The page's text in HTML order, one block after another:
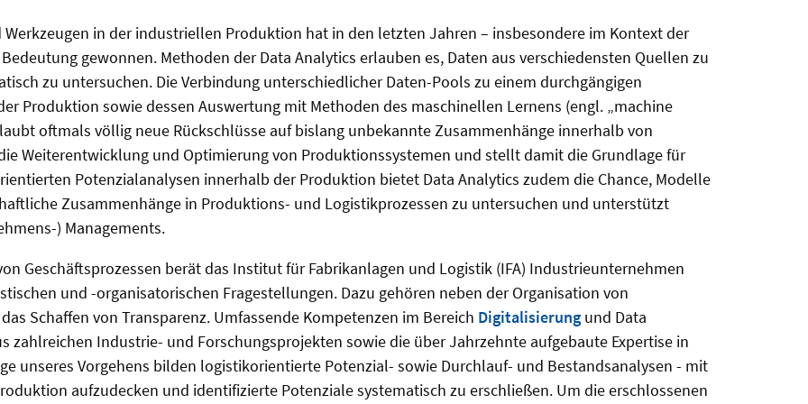
in der industriellen Produktion hat in den letzten Jahren – insbesondere im Kontext der
gewonnen. Methoden der Data Analytics erlauben es, Daten aus verschiedensten Quellen zu
zu untersuchen. Die Verbindung unterschiedlicher Daten-Pools zu einem durchgängigen
Produktion sowie dessen Auswertung mit Methoden des maschinellen Lernens (engl. „machine
oftmals völlig neue Rückschlüsse auf bislang unbekannte Zusammenhänge innerhalb von
Weiterentwicklung und Optimierung von Produktionssystemen und stellt damit die Grundlage für
Potenzialanalysen innerhalb der Produktion bietet Data Analytics zudem die Chance, Modelle
Zusammenhänge in Produktions- und Logistikprozessen zu untersuchen und unterstützt
) Managements.
Geschäftsprozessen berät das Institut für Fabrikanlagen und Logistik (IFA) Industrieunternehmen
und -organisatorischen Fragestellungen. Dazu gehören neben der Organisation von
Schaffen von Transparenz. Umfassende Kompetenzen im Bereich Digitalisierung und Data
zahlreichen Industrie- und Forschungsprojekten sowie die über Jahrzehnte aufgebaute Expertise in
unseres Vorgehens bilden logistikorientierte Potenzial- sowie Durchlauf- und Bestandsanalysen - mit
aufzudecken und identifizierte Potenziale systematisch zu erschließen. Um die erschlossenen